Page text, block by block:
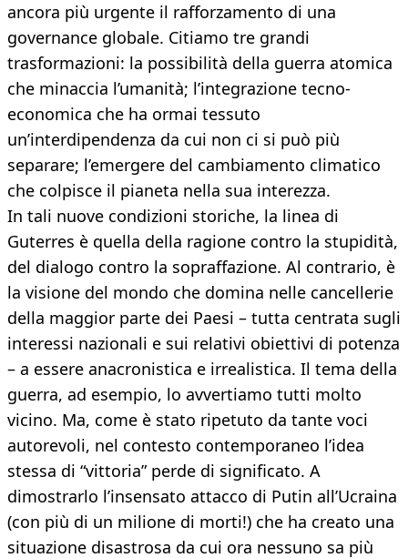
ancora più urgente il rafforzamento di una
governance globale. Citiamo tre grandi
trasformazioni: la possibilità della guerra atomica
che minaccia l’umanità; l’integrazione tecno-
economica che ha ormai tessuto
un’interdipendenza da cui non ci si può più
separare; l’emergere del cambiamento climatico
che colpisce il pianeta nella sua interezza.
In tali nuove condizioni storiche, la linea di
Guterres è quella della ragione contro la stupidità,
del dialogo contro la sopraffazione. Al contrario, è
la visione del mondo che domina nelle cancellerie
della maggior parte dei Paesi – tutta centrata sugli
interessi nazionali e sui relativi obiettivi di potenza
– a essere anacronistica e irrealistica. Il tema della
guerra, ad esempio, lo avvertiamo tutti molto
vicino. Ma, come è stato ripetuto da tante voci
autorevoli, nel contesto contemporaneo l’idea
stessa di “vittoria” perde di significato. A
dimostrarlo l’insensato attacco di Putin all’Ucraina
(con più di un milione di morti!) che ha creato una
situazione disastrosa da cui ora nessuno sa più